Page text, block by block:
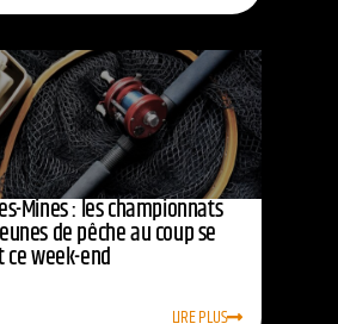
Mines : les championnats
de pêche au coup se
week-end
LIRE PLUS